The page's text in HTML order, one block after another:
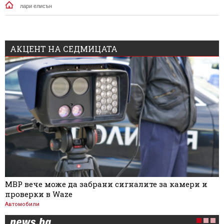
лари елисън
АКЦЕНТ НА СЕДМИЦАТА
МВР вече може да забрани сигналите за камери и
проверки в Waze
Автомобили